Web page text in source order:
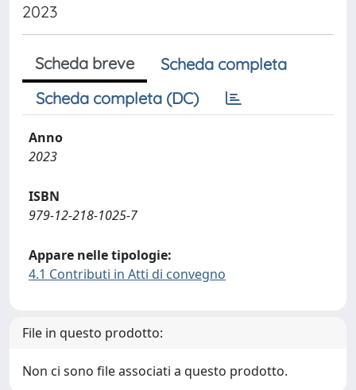
2023
Scheda breve
Scheda completa
Scheda completa (DC)
Anno
2023
ISBN
979-12-218-1025-7
Appare nelle tipologie:
4.1 Contributi in Atti di convegno
File in questo prodotto:
Non ci sono file associati a questo prodotto.